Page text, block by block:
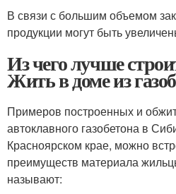
В связи с большим объемом
продукции могут быть
Из чего лучше
Жить в доме из
Примеров построенных и
автоклавного газобетона в
Красноярском крае, можно
преимуществ материала
называют: